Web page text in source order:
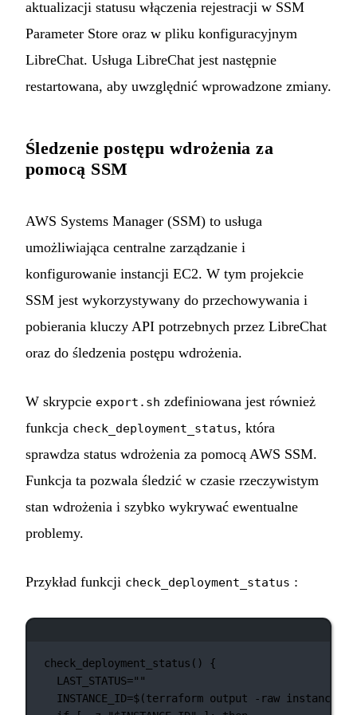
aktualizacji statusu włączenia rejestracji w SSM
Parameter Store oraz w pliku konfiguracyjnym
LibreChat. Usługa LibreChat jest następnie
restartowana, aby uwzględnić wprowadzone zmiany.
Śledzenie postępu wdrożenia za
pomocą SSM
AWS Systems Manager (SSM) to usługa
umożliwiająca centralne zarządzanie i
konfigurowanie instancji EC2. W tym projekcie
SSM jest wykorzystywany do przechowywania i
pobierania kluczy API potrzebnych przez LibreChat
oraz do śledzenia postępu wdrożenia.
W skrypcie export.sh zdefiniowana jest również
funkcja check_deployment_status, która
sprawdza status wdrożenia za pomocą AWS SSM.
Funkcja ta pozwala śledzić w czasie rzeczywistym
stan wdrożenia i szybko wykrywać ewentualne
problemy.
Przykład funkcji check_deployment_status :
check_deployment_status () {
LAST_STATUS=""
INSTANCE_ID=$(terraform output -raw instance_id